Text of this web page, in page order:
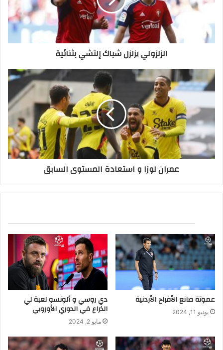
الزلزولي يزلزل شباك إلتشي بثنائية
عمران لوزا و استعادة المستوى السابق
عموتة صانع الأفراح الأردنية
يونيو 11, 2024
دي روسي و ألونسو لعبة لي
الذراع في الدوري الأوروبي
مايو 2, 2024